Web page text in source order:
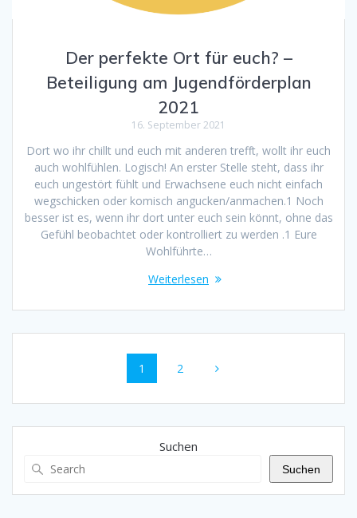
Der perfekte Ort für euch? –
Beteiligung am Jugendförderplan
2021
16. September 2021
Dort wo ihr chillt und euch mit anderen trefft, wollt ihr euch
auch wohlfühlen. Logisch! An erster Stelle steht, dass ihr
euch ungestört fühlt und Erwachsene euch nicht einfach
wegschicken oder komisch angucken/anmachen.1 Noch
besser ist es, wenn ihr dort unter euch sein könnt, ohne das
Gefühl beobachtet oder kontrolliert zu werden .1 Eure
Wohlführte…
Weiterlesen
Beitragsnavigation
Seite
1 Seite
2
Suchen
Suchen